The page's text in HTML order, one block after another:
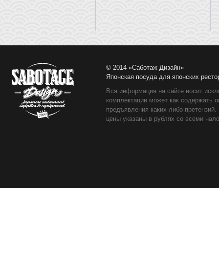
© 2014 «Саботаж Дизайн»
Японская посуда для японских
Вся информация на сайте носит
комплектации может как содержать
предъявления каких-либо
цены указаны в рублях со всеми